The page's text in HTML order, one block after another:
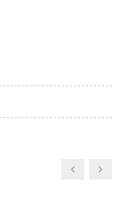
2. YEDEK ADAY
ADAY KAYITLARI
İLE